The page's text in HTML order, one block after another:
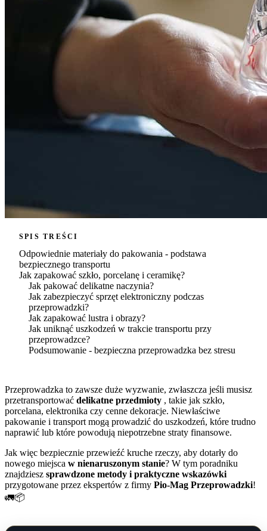
SPIS TREŚCI
Odpowiednie materiały do pakowania - podstawa
bezpiecznego transportu
Jak zapakować szkło, porcelanę i ceramikę?
Jak pakować delikatne naczynia?
Jak zabezpieczyć sprzęt elektroniczny podczas
przeprowadzki?
Jak zapakować lustra i obrazy?
Jak uniknąć uszkodzeń w trakcie transportu przy
przeprowadzce?
Podsumowanie - bezpieczna przeprowadzka bez stresu
Przeprowadzka to zawsze duże wyzwanie, zwłaszcza jeśli musisz
przetransportować delikatne przedmioty , takie jak szkło,
porcelana, elektronika czy cenne dekoracje. Niewłaściwe
pakowanie i transport mogą prowadzić do uszkodzeń, które trudno
naprawić lub które powodują niepotrzebne straty finansowe.
Jak więc bezpiecznie przewieźć kruche rzeczy, aby dotarły do
nowego miejsca w nienaruszonym stanie? W tym poradniku
znajdziesz sprawdzone metody i praktyczne wskazówki
przygotowane przez ekspertów z firmy Pio-Mag Przeprowadzki!
🚛📦